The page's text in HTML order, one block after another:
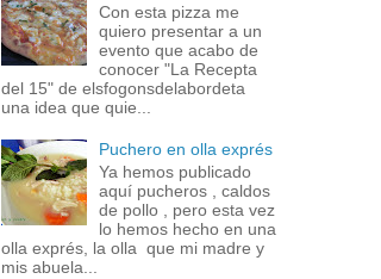
Con esta pizza me
quiero presentar a un
evento que acabo de
conocer "La Recepta
del 15" de elsfogonsdelabordeta
una idea que quie...
Puchero en olla exprés
Ya hemos publicado
aquí pucheros , caldos
de pollo , pero esta vez
lo hemos hecho en una
olla exprés, la olla que mi madre y
mis abuela...